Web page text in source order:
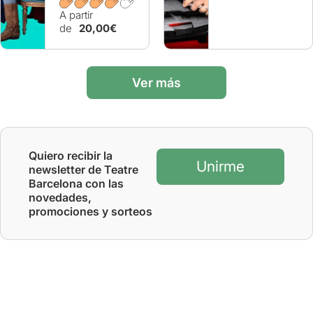
A partir
de
20,00€
Ver más
Quiero recibir la
newsletter de Teatre
Barcelona con las
novedades,
promociones y sorteos
Unirme